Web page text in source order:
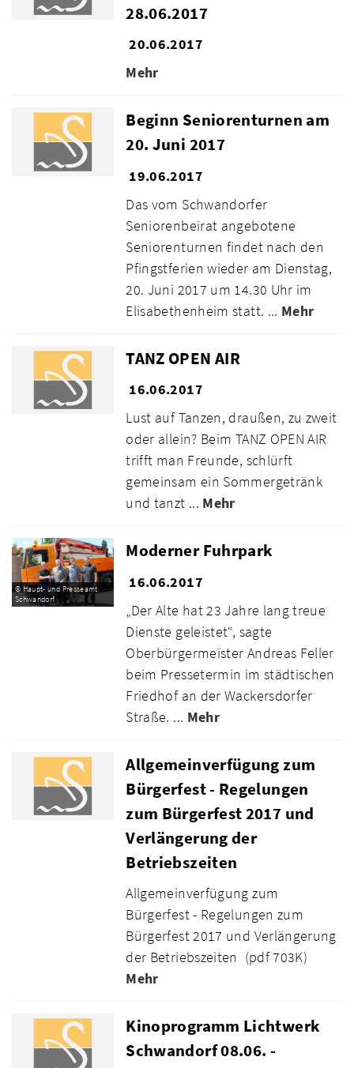
28.06.2017
20.06.2017
Mehr
Beginn Seniorenturnen am
20. Juni 2017
19.06.2017
Das vom Schwandorfer
Seniorenbeirat angebotene
Seniorenturnen findet nach den
Pfingstferien wieder am Dienstag,
20. Juni 2017 um 14.30 Uhr im
Elisabethenheim statt. ... Mehr
TANZ OPEN AIR
16.06.2017
Lust auf Tanzen, draußen, zu zweit
oder allein? Beim TANZ OPEN AIR
trifft man Freunde, schlürft
gemeinsam ein Sommergetränk
und tanzt ... Mehr
© Haupt- und Presseamt
Schwandorf
Moderner Fuhrpark
16.06.2017
„Der Alte hat 23 Jahre lang treue
Dienste geleistet“, sagte
Oberbürgermeister Andreas Feller
beim Pressetermin im städtischen
Friedhof an der Wackersdorfer
Straße. ... Mehr
Allgemeinverfügung zum
Bürgerfest - Regelungen
zum Bürgerfest 2017 und
Verlängerung der
Betriebszeiten
Allgemeinverfügung zum
Bürgerfest - Regelungen zum
Bürgerfest 2017 und Verlängerung
der Betriebszeiten (pdf 703K)
Mehr
Kinoprogramm Lichtwerk
Schwandorf 08.06. -